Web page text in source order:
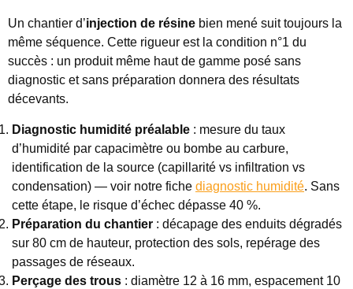
Un chantier d’injection de résine bien mené suit toujours la
même séquence. Cette rigueur est la condition n°1 du
succès : un produit même haut de gamme posé sans
diagnostic et sans préparation donnera des résultats
décevants.
Diagnostic humidité préalable : mesure du taux
d’humidité par capacimètre ou bombe au carbure,
identification de la source (capillarité vs infiltration vs
condensation) — voir notre fiche diagnostic humidité. Sans
cette étape, le risque d’échec dépasse 40 %.
Préparation du chantier : décapage des enduits dégradés
sur 80 cm de hauteur, protection des sols, repérage des
passages de réseaux.
Perçage des trous : diamètre 12 à 16 mm, espacement 10